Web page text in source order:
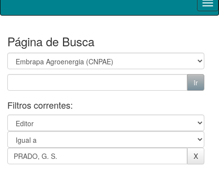
Página de Busca
Filtros correntes: